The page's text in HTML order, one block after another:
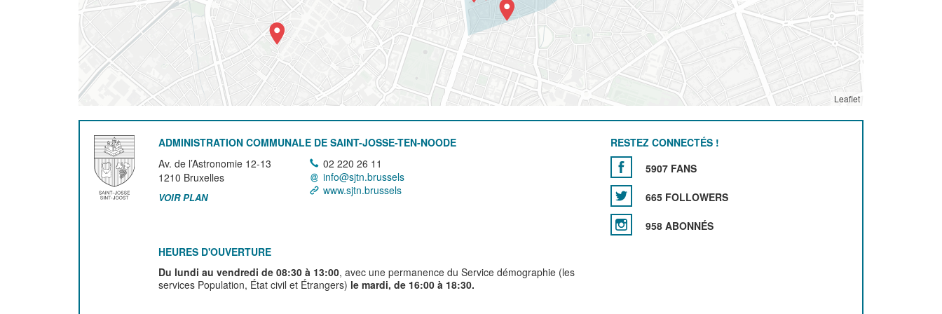
Leaflet
ADMINISTRATION COMMUNALE DE SAINT-JOSSE-TEN-NOODE
Av. de l’Astronomie 12-13
1210 Bruxelles
VOIR PLAN
02 220 26 11
info@sjtn.brussels
www.sjtn.brussels
HEURES D'OUVERTURE
Du lundi au vendredi de 08:30 à 13:00, avec une permanence du Service démographie (les
services Population, État civil et Étrangers) le mardi, de 16:00 à 18:30.
RESTEZ CONNECTÉS !
5907 FANS
665 FOLLOWERS
958 ABONNÉS